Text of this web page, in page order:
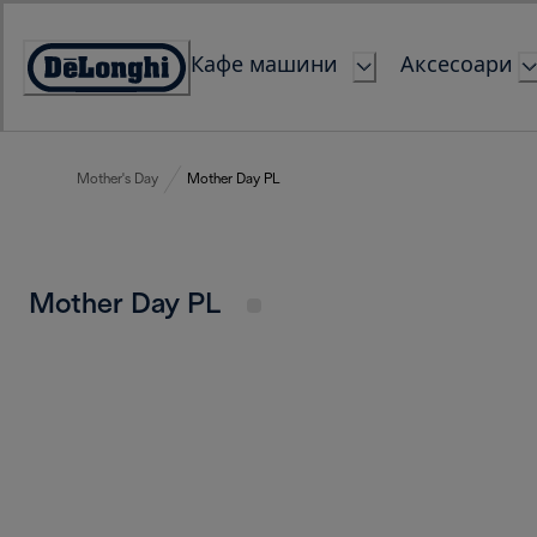
Content
Accessibility
Кафе машини Аксесоари
Mother's Day Mother Day PL
Mother Day PL